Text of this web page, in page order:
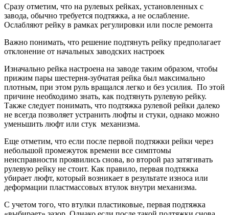
Сразу отметим, что на рулевых рейках, установленных с
завода, обычно требуется подтяжка, а не ослабление.
Ослабляют рейку в рамках регулировки или после ремонта
Важно понимать, что решение подтянуть рейку предполагает
отклонение от начальных заводских настроек
Изначально рейка настроена на заводе таким образом, чтобы
прижим пары шестерня-зубчатая рейка был максимально
плотным, при этом руль вращался легко и без усилия. По этой
причине необходимо знать, как подтянуть рулевую рейку.
Также следует понимать, что подтяжка рулевой рейки далеко
не всегда позволяет устранить люфты и стуки, однако можно
уменьшить люфт или стук механизма.
Еще отметим, что если после первой подтяжки рейки через
небольшой промежуток времени все симптомы
неисправности проявились снова, во второй раз затягивать
рулевую рейку не стоит. Как правило, первая подтяжка
убирает люфт, который возникает в результате износа или
деформации пластмассовых втулок внутри механизма.
С учетом того, что втулки пластиковые, первая подтяжка